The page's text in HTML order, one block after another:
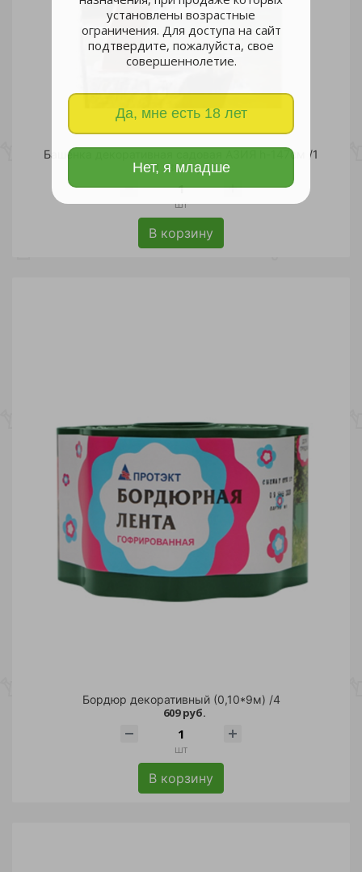
установлены возрастные
ограничения. Для доступа на сайт
подтвердите, пожалуйста, свое
совершеннолетие.
Да, мне есть 18 лет
Нет, я младше
Башенка декоративная садовая АЗИЯ h-147см /1
11 230.70 руб.
шт
В корзину
Бордюр декоративный (0,10*9м) /4
609 руб.
шт
В корзину